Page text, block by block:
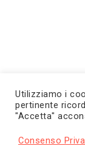
Utilizziamo i
pertinente
"Accetta"
Consenso